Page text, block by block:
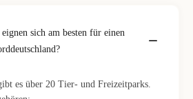
sich am besten für einen
es über 20 Tier- und Freizeitparks.